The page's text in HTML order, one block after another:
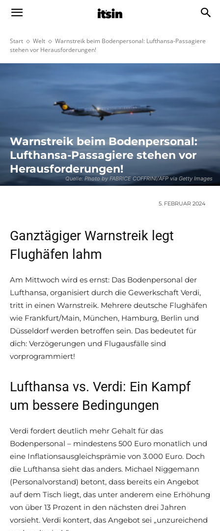
Start Welt
Warnstreik beim Bodenpersonal: Lufthansa-Passagiere
stehen vor Herausforderungen!
Quelle: Photo by FABRICE COFFRINI/AFP via Getty Images
Warnstreik beim Bodenpersonal:
Lufthansa-Passagiere stehen vor
Herausforderungen!
5. FEBRUAR 2024
Ganztägiger Warnstreik legt
Flughäfen lahm
Am Mittwoch wird es ernst: Das Bodenpersonal der
Lufthansa, organisiert durch die Gewerkschaft Verdi,
tritt in einen Warnstreik. Mehrere deutsche Flughäfen
wie Frankfurt/Main, München, Hamburg, Berlin und
Düsseldorf werden betroffen sein. Das bedeutet für
dich: Verzögerungen und Flugausfälle sind
vorprogrammiert!
Lufthansa vs. Verdi: Ein Kampf
um bessere Bedingungen
Verdi fordert deutlich mehr Gehalt für das
Bodenpersonal – mindestens 500 Euro monatlich und
eine Inflationsausgleichsprämie von 3.000 Euro. Doch
die Lufthansa sieht das anders. Michael Niggemann
(Personalvorstand) betont, dass bereits ein Angebot
auf dem Tisch liegt, das unter anderem eine Erhöhung
von über 13 Prozent in den nächsten drei Jahren
vorsieht. Verdi kontert, das Angebot sei „unzureichend